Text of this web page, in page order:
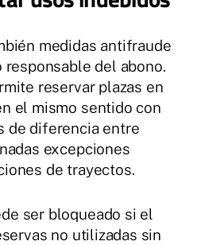
medidas antifraude
responsable del abono.
reservar plazas en
el mismo sentido con
de diferencia entre
excepciones
de trayectos.
ser bloqueado si el
no utilizadas sin